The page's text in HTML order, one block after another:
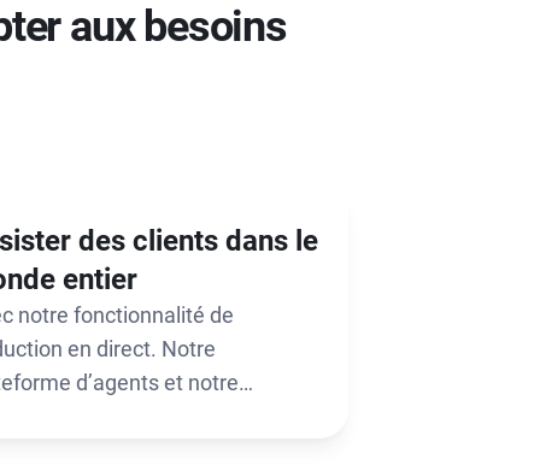
aux besoins
des clients dans le
entier
notre fonctionnalité de
en direct. Notre
d’agents et notre